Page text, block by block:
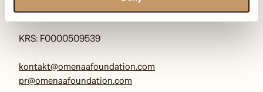
00-710 Warszawa
KRS: F0000509539
kontakt@omenaafoundation.com
pr@omenaafoundation.com